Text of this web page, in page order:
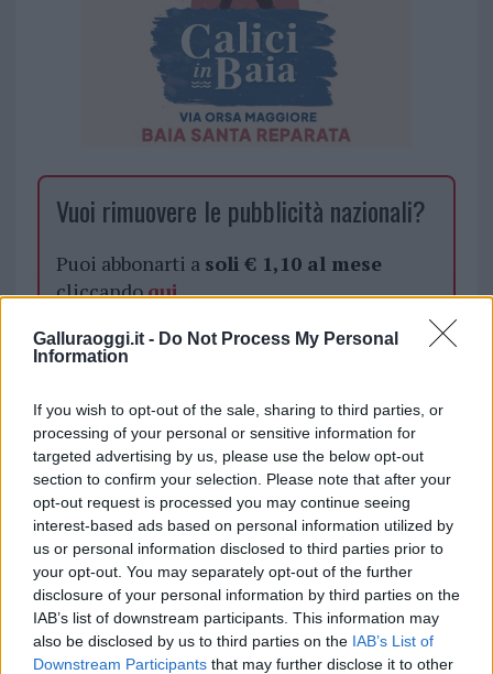
Galluraoggi.it - Do Not Process My Personal
Information
If you wish to opt-out of the sale, sharing to third parties, or
processing of your personal or sensitive information for
targeted advertising by us, please use the below opt-out
section to confirm your selection. Please note that after your
opt-out request is processed you may continue seeing
interest-based ads based on personal information utilized by
us or personal information disclosed to third parties prior to
your opt-out. You may separately opt-out of the further
disclosure of your personal information by third parties on the
IAB’s list of downstream participants. This information may
also be disclosed by us to third parties on the IAB’s List of
Downstream Participants that may further disclose it to other
Vuoi rimuovere le pubblicità nazionali?
Puoi abbonarti a soli € 1,10 al mese
cliccandoqui
Sei già abbonato?
Puoi effettuare l'accesso andando nella
sezioneLogindal menù del sito o
cliccandoqui
TEMI: Caritas Olbia
Guardia Di Finanza Olbia
Monsignor Sebastiano Sanguinetti
Sequestro Olbia
Notizie in tempo reale?
Entra nel canale telegram di